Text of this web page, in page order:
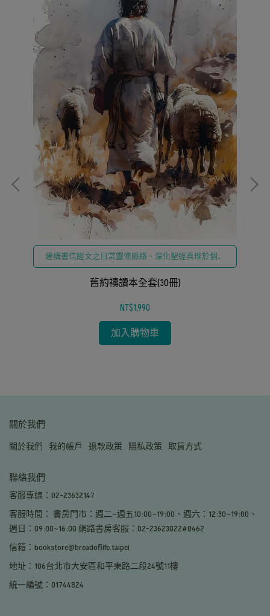
建構書信經文之日常靈修脈絡、深化聖經真理於個人
生命省察
舊約禱讀本全套(30冊)
NT$1,990
加入購物車
關於我們
關於我們 我的帳戶 退款政策 隱私政策 取貨方式
聯絡我們
客服專線：02-23632147
客服時間： 書房門市：週二~週五10:00~19:00、週六：12:30~19:00、
週日：09:00~16:00 網路書房客服：02-23623022#8462
信箱：bookstore@breadoflife.taipei
地址：106台北市大安區和平東路二段24號11樓
統一編號：01744824